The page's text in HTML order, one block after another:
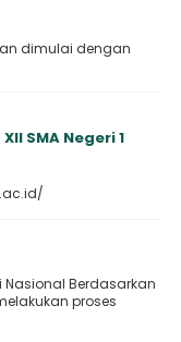
dimulai dengan
SMA Negeri 1
Berdasarkan
proses